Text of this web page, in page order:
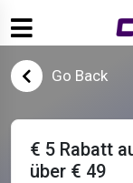
Go Back
€ 5 Rabatt
über € 49